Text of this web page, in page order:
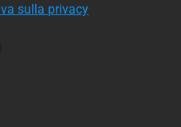
sulla privacy